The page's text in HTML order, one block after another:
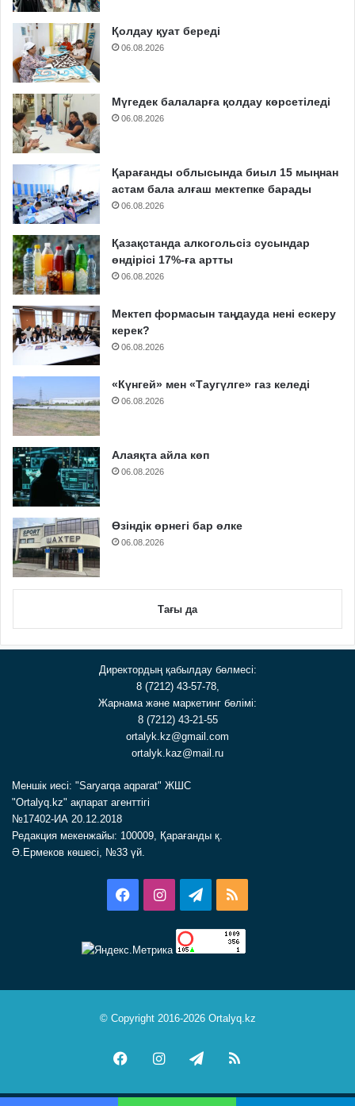
Қолдау қуат береді
06.08.2026
Мүгедек балаларға қолдау көрсетіледі
06.08.2026
Қарағанды облысында биыл 15 мыңнан
астам бала алғаш мектепке барады
06.08.2026
Қазақстанда алкогольсіз сусындар
өндірісі 17%-ға артты
06.08.2026
Мектеп формасын таңдауда нені ескеру
керек?
06.08.2026
«Күнгей» мен «Таугүлге» газ келеді
06.08.2026
Алаяқта айла көп
06.08.2026
Өзіндік өрнегі бар өлке
06.08.2026
Тағы да
Директордың қабылдау бөлмесі:
8 (7212) 43-57-78,
Жарнама және маркетинг бөлімі:
8 (7212) 43-21-55
ortalyk.kz@gmail.com
ortalyk.kaz@mail.ru
Меншік иесі: "Saryarqa aqparat" ЖШС
"Ortalyq.kz" ақпарат агенттігі
№17402-ИА 20.12.2018
Редакция мекенжайы: 100009, Қарағанды қ.
Ә.Ермеков көшесі, №33 үй.
FacebookInstagramTelegram
© Copyright 2016-2026 Ortalyq.kz
FacebookInstagramTelegram